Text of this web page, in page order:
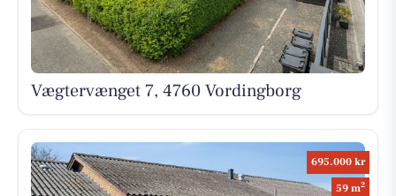
Vægtervænget 7, 4760 Vordingborg
695.000 kr
59 m2